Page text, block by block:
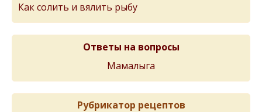
Как солить и вялить рыбу
Ответы на вопросы
Мамалыга
Рубрикатор рецептов